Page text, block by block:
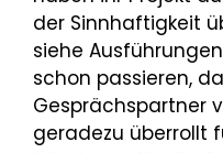
der Sinnhaftigkeit
siehe
schon passieren,
Gesprächspartner
geradezu überrollt